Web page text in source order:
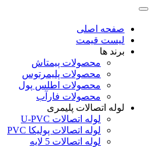
صفحه اصلی
لیست قیمت
برند ها
محصولات پیمتاش
محصولات پلیمرتوس
محصولات اطلس پول
محصولات فارآب
لوله اتصالات پلیمری
لوله اتصالات U-PVC
لوله اتصالات پولیکا PVC
لوله اتصالات 5 لایه